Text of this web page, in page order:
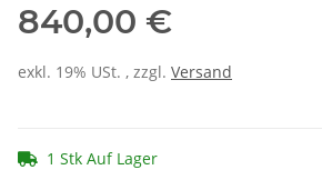
840,00 €
exkl. 19% USt. , zzgl. Versand
1 Stk Auf Lager